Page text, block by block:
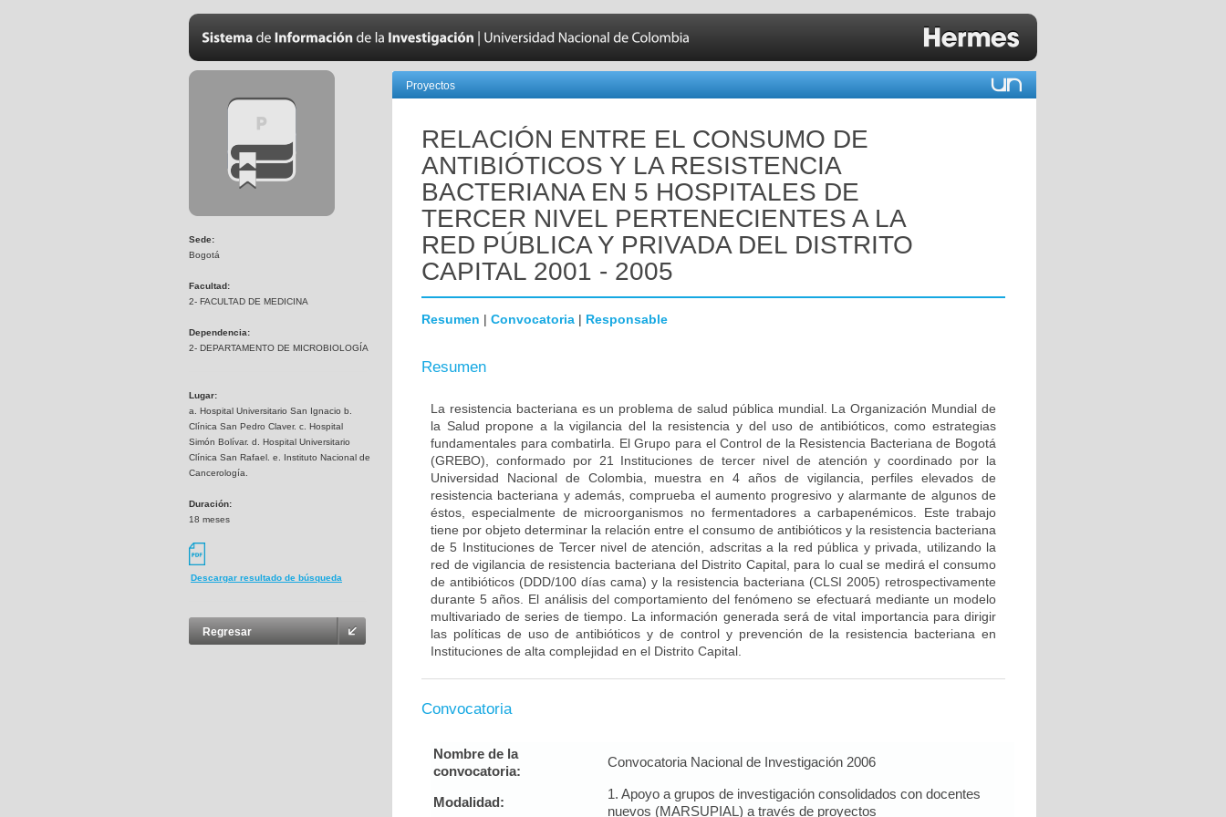
Sede:
Bogotá
Facultad:
2- FACULTAD DE MEDICINA
Dependencia:
2- DEPARTAMENTO DE MICROBIOLOGÍA
Lugar:
a. Hospital Universitario San Ignacio b.
Clínica San Pedro Claver. c. Hospital
Simón Bolívar. d. Hospital Universitario
Clínica San Rafael. e. Instituto Nacional de
Cancerología.
Duración:
18 meses
Descargar resultado de búsqueda
Regresar
Proyectos
RELACIÓN ENTRE EL CONSUMO DE
ANTIBIÓTICOS Y LA RESISTENCIA
BACTERIANA EN 5 HOSPITALES DE
TERCER NIVEL PERTENECIENTES A LA
RED PÚBLICA Y PRIVADA DEL DISTRITO
CAPITAL 2001 - 2005
Resumen | Convocatoria | Responsable
Resumen
La resistencia bacteriana es un problema de salud pública mundial. La Organización Mundial de
la Salud propone a la vigilancia del la resistencia y del uso de antibióticos, como estrategias
fundamentales para combatirla. El Grupo para el Control de la Resistencia Bacteriana de Bogotá
(GREBO), conformado por 21 Instituciones de tercer nivel de atención y coordinado por la
Universidad Nacional de Colombia, muestra en 4 años de vigilancia, perfiles elevados de
resistencia bacteriana y además, comprueba el aumento progresivo y alarmante de algunos de
éstos, especialmente de microorganismos no fermentadores a carbapenémicos. Este trabajo
tiene por objeto determinar la relación entre el consumo de antibióticos y la resistencia bacteriana
de 5 Instituciones de Tercer nivel de atención, adscritas a la red pública y privada, utilizando la
red de vigilancia de resistencia bacteriana del Distrito Capital, para lo cual se medirá el consumo
de antibióticos (DDD/100 días cama) y la resistencia bacteriana (CLSI 2005) retrospectivamente
durante 5 años. El análisis del comportamiento del fenómeno se efectuará mediante un modelo
multivariado de series de tiempo. La información generada será de vital importancia para dirigir
las políticas de uso de antibióticos y de control y prevención de la resistencia bacteriana en
Instituciones de alta complejidad en el Distrito Capital.
Convocatoria
Nombre de la
convocatoria:
Convocatoria Nacional de Investigación 2006
Modalidad:
1. Apoyo a grupos de investigación consolidados con docentes
nuevos (MARSUPIAL) a través de proyectos